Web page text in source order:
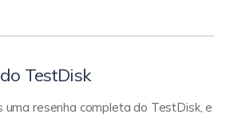
TestDisk
resenha completa do TestDisk, e